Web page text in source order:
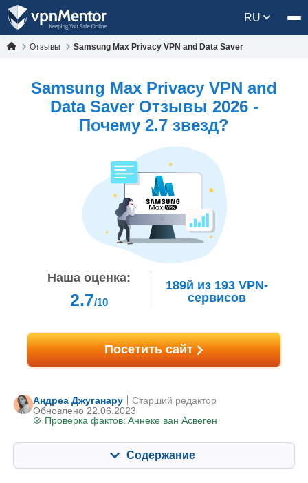
RU
Отзывы Samsung Max Privacy VPN and Data Saver
Samsung Max Privacy VPN and
Data Saver Oтзывы 2026 -
Почему 2.7 звезд?
Наша оценка:
2.7/10
189й из 193 VPN-
сервисов
Посетить сайт
Андреа Джуганару
Обновлено 22.06.2023
Проверка фактов: Аннеке ван Асвеген
Старший редактор
Содержание